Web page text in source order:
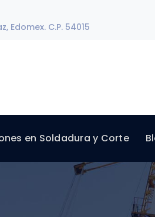
C.P. 54015
en Soldadura y Corte